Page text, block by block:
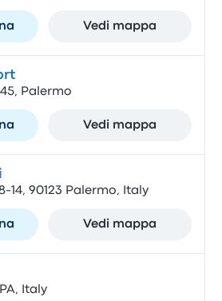
Vedi mappa
Palermo
Vedi mappa
14, 90123 Palermo, Italy
Vedi mappa
Italy